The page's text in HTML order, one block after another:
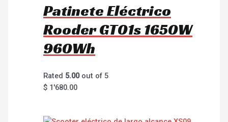
Patinete Eléctrico
Rooder GT01s 1650W
960Wh
Rated 5.00out of 5
$ 1'680.00